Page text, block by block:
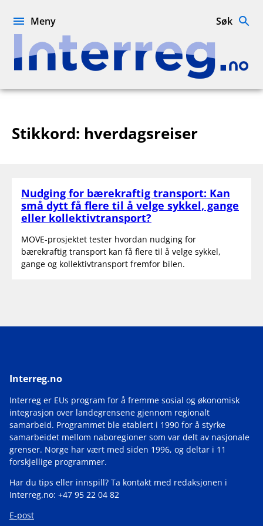
Interreg.no
Meny Søk
Stikkord: hverdagsreiser
Nudging for bærekraftig transport: Kan
små dytt få flere til å velge sykkel, gange
eller kollektivtransport?
MOVE-prosjektet tester hvordan nudging for
bærekraftig transport kan få flere til å velge sykkel,
gange og kollektivtransport fremfor bilen.
Interreg.no
Interreg er EUs program for å fremme sosial og økonomisk
integrasjon over landegrensene gjennom regionalt
samarbeid. Programmet ble etablert i 1990 for å styrke
samarbeidet mellom naboregioner som var delt av nasjonale
grenser. Norge har vært med siden 1996, og deltar i 11
forskjellige programmer.
Har du tips eller innspill? Ta kontakt med redaksjonen i
Interreg.no: +47 95 22 04 82
E-post